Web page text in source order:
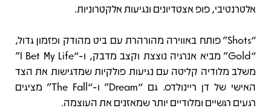
אלטרנטיבי, פופ אצטדיונים ונגיעות אלקטרוניות.
“Shots” פותח באווירה מהורהרת עם ביט מהודק ופזמון גדול,
“Gold” מביא אנרגיה נוצצת וקצב מדבק, ו-“I Bet My Life”
משלב מלודיה קליטה עם נגיעות פולקיות שמדגישות את הצד
האישי של דן ריינולדס. גם “Dream” ו-“The Fall” מציגים
רגעים רגשיים ומלודיים יותר שמאזנים את העוצמה.